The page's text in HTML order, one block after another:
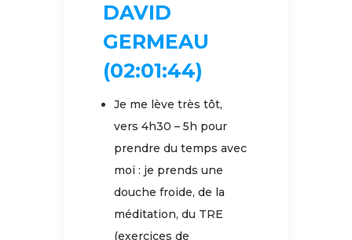
DAVID
GERMEAU
(02:01:44)
Je me lève très tôt,
vers 4h30 – 5h pour
prendre du temps avec
moi : je prends une
douche froide, de la
méditation, du TRE
(exercices de